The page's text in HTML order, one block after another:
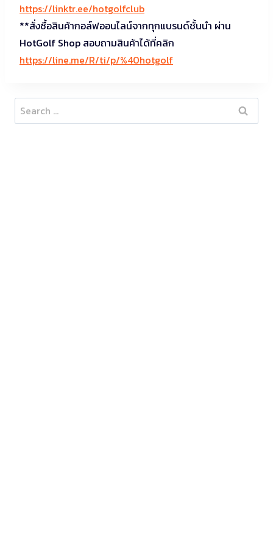
https://linktr.ee/hotgolfclub
**สั่งซื้อสินค้ากอล์ฟออนไลน์จากทุกแบรนด์ชั้นนำ ผ่าน
HotGolf Shop สอบถามสินค้าได้ที่คลิก
https://line.me/R/ti/p/%40hotgolf
Search
for: